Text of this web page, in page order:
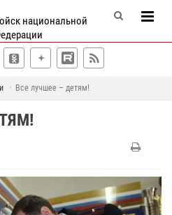
национальной
Все лучшее – детям!